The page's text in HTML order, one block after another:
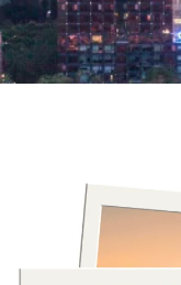
Zobacz, gdzie